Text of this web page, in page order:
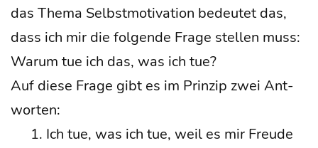
das The­ma Selbst­mo­ti­va­ti­on bedeu­tet das,
dass ich mir die fol­gen­de Fra­ge stel­len muss:
War­um tue ich das, was ich tue?
Auf die­se Fra­ge gibt es im Prin­zip zwei Ant­
wor­ten:
Ich tue, was ich tue, weil es mir Freu­de